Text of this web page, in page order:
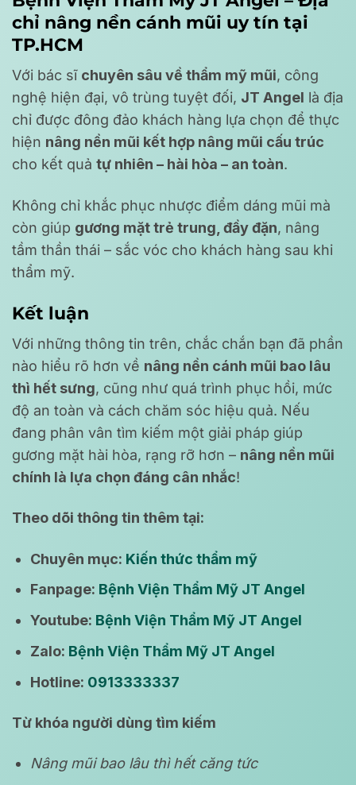
chỉ nâng nền cánh mũi uy tín tại
TP.HCM
Với bác sĩ chuyên sâu về thẩm mỹ mũi, công
nghệ hiện đại, vô trùng tuyệt đối, JT Angel là địa
chỉ được đông đảo khách hàng lựa chọn để thực
hiện nâng nền mũi kết hợp nâng mũi cấu trúc
cho kết quả tự nhiên – hài hòa – an toàn.
Không chỉ khắc phục nhược điểm dáng mũi mà
còn giúp gương mặt trẻ trung, đầy đặn, nâng
tầm thần thái – sắc vóc cho khách hàng sau khi
thẩm mỹ.
Kết luận
Với những thông tin trên, chắc chắn bạn đã phần
nào hiểu rõ hơn về nâng nền cánh mũi bao lâu
thì hết sưng, cũng như quá trình phục hồi, mức
độ an toàn và cách chăm sóc hiệu quả. Nếu
đang phân vân tìm kiếm một giải pháp giúp
gương mặt hài hòa, rạng rỡ hơn – nâng nền mũi
chính là lựa chọn đáng cân nhắc!
Theo dõi thông tin thêm tại:
Chuyên mục: Kiến thức thẩm mỹ
Fanpage: Bệnh Viện Thẩm Mỹ JT Angel
Youtube: Bệnh Viện Thẩm Mỹ JT Angel
Zalo: Bệnh Viện Thẩm Mỹ JT Angel
Hotline: 0913333337
Từ khóa người dùng tìm kiếm
Nâng mũi bao lâu thì hết căng tức